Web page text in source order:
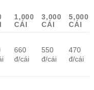
1,000
CÁI
3,000
CÁI
5,000
CÁI
660
đ/cái
550
đ/cái
470
đ/cái